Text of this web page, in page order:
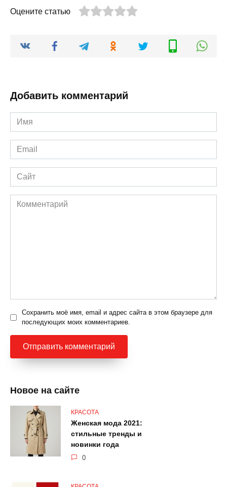
Оцените статью
Добавить комментарий
Имя
*
Email
*
Сайт
Комментарий
Сохранить моё имя, email и адрес сайта в этом браузере для
последующих моих комментариев.
Новое на сайте
КРАСОТА
Женская мода 2021:
стильные тренды и
новинки года
0